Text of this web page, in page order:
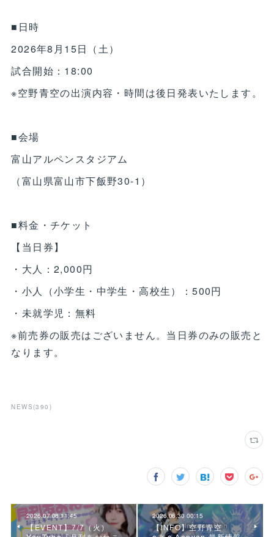
■日時
2026年8月15日（土）
試合開始：18:00
※空野青空の出演内容・時間は後日発表いたします。
■会場
富山アルペンスタジアム
（富山県富山市下飯野30-1）
■料金・チケット
【当日券】
・大人：2,000円
・小人（小学生・中学生・高校生）：500円
・未就学児：無料
※前売券の販売はございません。当日券のみの販売と
なります。
NEWS (390 )
2026.07.08 11:45
【EVENT】7/7（火）
2026.06.30 00:15
【INFO】空野青空